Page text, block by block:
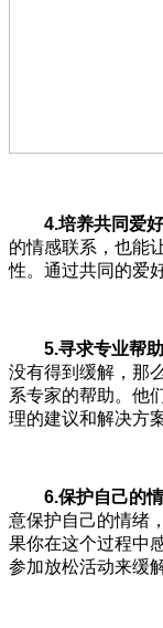
4.培养共同爱好
的情感联系，也能
性。通过共同的爱
5.寻求专业帮助
没有得到缓解，那
系专家的帮助。他
理的建议和解决方案
6.保护自己的情
意保护自己的情绪
果你在这个过程中
参加放松活动来缓